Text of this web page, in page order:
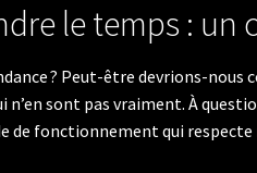
le temps : un
? Peut-être devrions-nous
n’en sont pas vraiment. À
de fonctionnement qui